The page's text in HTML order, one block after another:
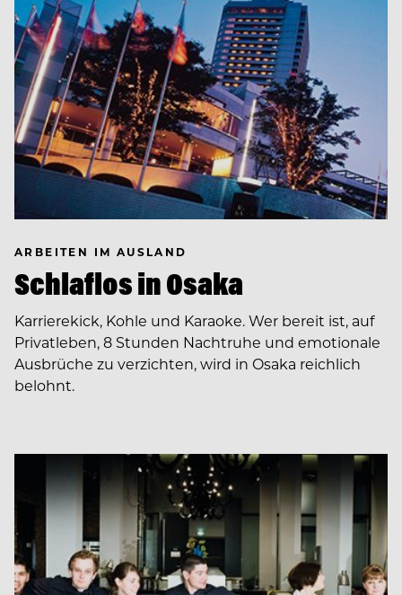
ARBEITEN IM AUSLAND
Schlaflos in Osaka
Karrierekick, Kohle und Karaoke. Wer bereit ist, auf
Privatleben, 8 Stunden Nachtruhe und emotionale
Ausbrüche zu verzichten, wird in Osaka reichlich
belohnt.